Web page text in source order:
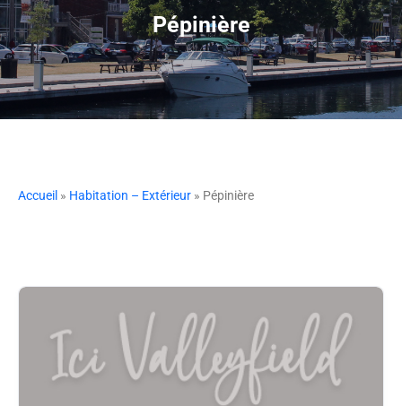
Pépinière
Accueil » Habitation – Extérieur » Pépinière